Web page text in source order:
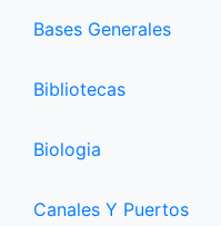
Bases Generales
Bibliotecas
Biologia
Canales Y Puertos